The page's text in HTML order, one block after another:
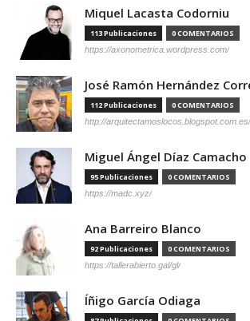
Miquel Lacasta Codorniu
113 Publicaciones 0 COMENTARIOS
https://axonometrica.wordpress.com/
José Ramón Hernández
112 Publicaciones 0 COMENTARIOS
http://arquitectamoslocos.blogspot.com.es/
Miguel Ángel Díaz Camacho
95 Publicaciones 0 COMENTARIOS
https://madc.xyz/
Ana Barreiro Blanco
92 Publicaciones 0 COMENTARIOS
https://tallerabierto.gal/gl/
Íñigo García Odiaga